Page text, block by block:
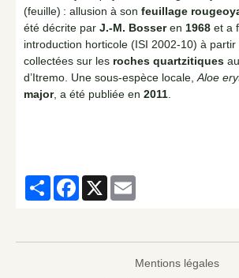
(feuille) : allusion à son feuillage
été décrite par J.-M. Bosseren 1968 et a
introduction horticole (ISI 2002-10) à partir
collectées sur les roches quartzitiques
d’Itremo. Une sous-espèce locale, Aloe
major, a été publiée en 2011
PartagerFacebook
X
Mentions légales